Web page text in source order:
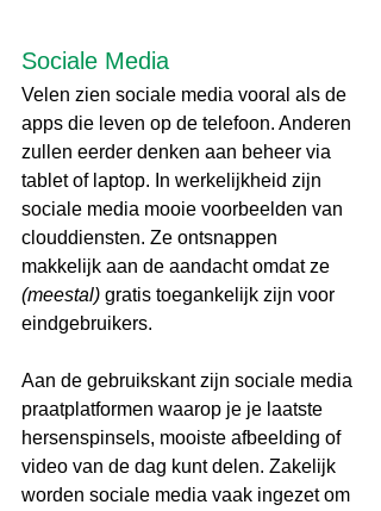
Sociale Media
Velen zien sociale media vooral als de
apps die leven op de telefoon. Anderen
zullen eerder denken aan beheer via
tablet of laptop. In werkelijkheid zijn
sociale media mooie voorbeelden van
clouddiensten. Ze ontsnappen
makkelijk aan de aandacht omdat ze
(meestal) gratis toegankelijk zijn voor
eindgebruikers.
Aan de gebruikskant zijn sociale media
praatplatformen waarop je je laatste
hersenspinsels, mooiste afbeelding of
video van de dag kunt delen. Zakelijk
worden sociale media vaak ingezet om